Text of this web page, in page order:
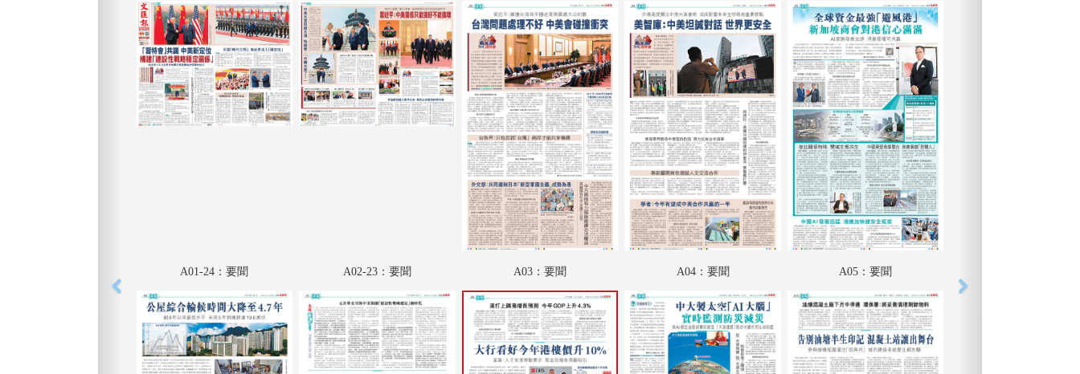
A18：財觀天下
A19：特刊
A20：文教薈萃
A21：人物
A22：國際
B01：娛樂
B02：娛樂
B03：文化視野
B05：采風
B06：廣告
A01-24：要聞 A02-23：要聞 A03：要聞 A04：要聞 A05：要聞